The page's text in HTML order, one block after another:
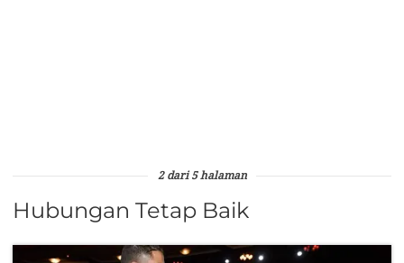
2 dari 5 halaman
Hubungan Tetap Baik